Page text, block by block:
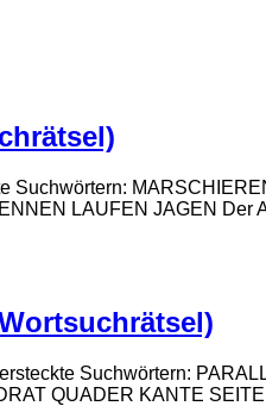
Suchwörtern:
LAUFEN JAGEN
Suchwörtern:
QUADER KANTE